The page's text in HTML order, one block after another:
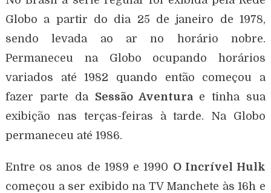
Globo a partir do dia 25 de janeiro de 1978,
sendo levada ao ar no horário nobre.
Permaneceu na Globo ocupando horários
variados até 1982 quando então começou a
fazer parte da Sessão Aventura e tinha sua
exibição nas terças-feiras à tarde. Na Globo
permaneceu até 1986.
Entre os anos de 1989 e 1990 O Incrível Hulk
começou a ser exibido na TV Manchete às 16h e